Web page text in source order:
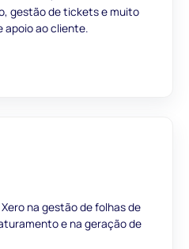
gestão de tickets e muito
apoio ao cliente.
na gestão de folhas de
e na geração de